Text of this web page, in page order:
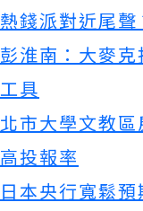
熱錢派對近尾聲
彭淮南：大麥
工具
北市大學文教
高投報率
日本央行寬鬆